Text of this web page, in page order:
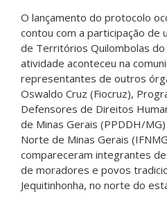
O lançamento do protocolo
contou com a participação de
de Territórios Quilombolas do
atividade aconteceu na
representantes de outros
Oswaldo Cruz (Fiocruz),
Defensores de Direitos
de Minas Gerais (PPDDH/
Norte de Minas Gerais
compareceram integrantes
de moradores e povos
Jequitinhonha, no norte do